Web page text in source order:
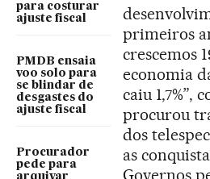
para costurar
ajuste fiscal
PMDB ensaia
voo solo para
se blindar de
desgastes do
ajuste fiscal
Procurador
pede para
arquivar
primeiros
crescemos
economia
caiu 1,7%”,
procurou
dos
as
Governos